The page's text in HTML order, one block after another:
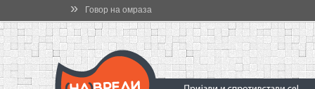
» Говор на омраза